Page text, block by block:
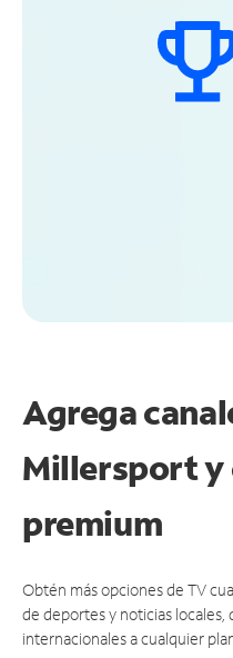
Agrega
Millersport y
premium
Obtén más opciones de TV
de deportes y noticias
internacionales a cualquier